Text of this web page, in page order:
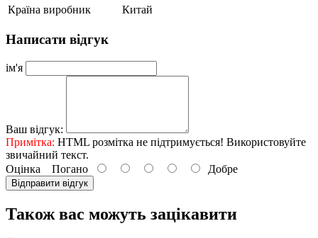
Країна виробник
Китай
Написати відгук
ім'я
Ваш відгук:
Примітка: HTML розмітка не підтримується! Використовуйте
звичайний текст.
Оцінка Погано Добре
Відправити відгук
Також вас можуть зацікавити